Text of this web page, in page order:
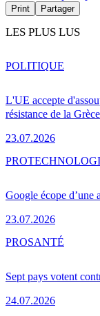
Print Partager
LES PLUS LUS
L'UE accepte
résistance de la Grèce
23.07.2026
POLITIQUE
Google écope d’une
23.07.2026
PRO
Sept pays votent
24.07.2026
PROSANTÉ